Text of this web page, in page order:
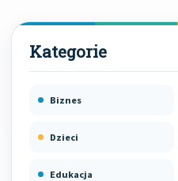
Biznes
Dzieci
Edukacja